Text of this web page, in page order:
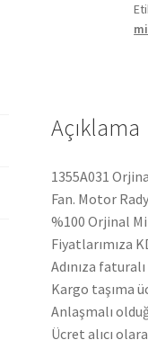
Açıklama
1355A031
Fan. Motor
%100 Orjinal
Fiyatlarımıza
Adınıza
Kargo taşıma
Anlaşmalı
Ücret alıcı